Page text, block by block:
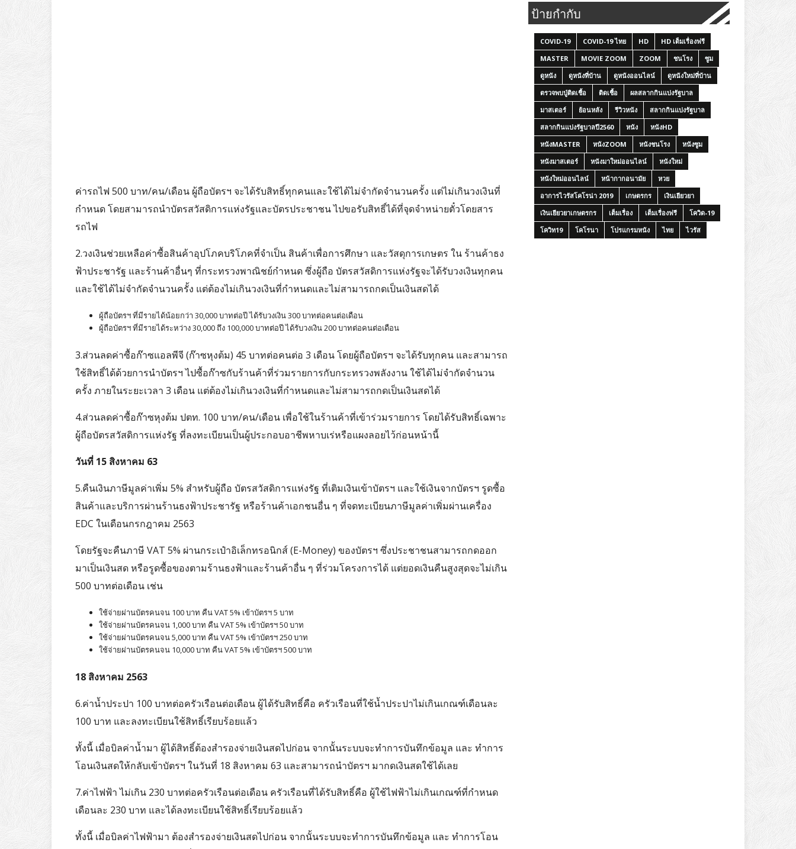
ค่ารถไฟ 500 บาท/คน/เดือน ผู้ถือบัตรฯ จะได้รับสิทธิ์ทุกคนและใช้ได้ไม่จำกัดจำนวนครั้ง แต่ไม่เกินวงเงินที่
กำหนด โดยสามารถนำบัตรสวัสดิการแห่งรัฐและบัตรประชาชน ไปขอรับสิทธิ์ได้ที่จุดจำหน่ายตั๋วโดยสาร
รถไฟ
2.วงเงินช่วยเหลือค่าซื้อสินค้าอุปโภคบริโภคที่จำเป็น สินค้าเพื่อการศึกษา และวัสดุการเกษตร ใน ร้านค้าธง
ฟ้าประชารัฐ และร้านค้าอื่นๆ ที่กระทรวงพาณิชย์กำหนด ซึ่งผู้ถือ บัตรสวัสดิการแห่งรัฐจะได้รับวงเงินทุกคน
และใช้ได้ไม่จำกัดจำนวนครั้ง แต่ต้องไม่เกินวงเงินที่กำหนดและไม่สามารถกดเป็นเงินสดได้
ผู้ถือบัตรฯ ที่มีรายได้น้อยกว่า 30,000 บาทต่อปี ได้รับวงเงิน 300 บาทต่อคนต่อเดือน
ผู้ถือบัตรฯ ที่มีรายได้ระหว่าง 30,000 ถึง 100,000 บาทต่อปี ได้รับวงเงิน 200 บาทต่อคนต่อเดือน
3.ส่วนลดค่าซื้อก๊าซแอลพีจี (ก๊าซหุงต้ม) 45 บาทต่อคนต่อ 3 เดือน โดยผู้ถือบัตรฯ จะได้รับทุกคน และสามารถ
ใช้สิทธิ์ได้ด้วยการนำบัตรฯ ไปซื้อก๊าซกับร้านค้าที่ร่วมรายการกับกระทรวงพลังงาน ใช้ได้ไม่จำกัดจำนวน
ครั้ง ภายในระยะเวลา 3 เดือน แต่ต้องไม่เกินวงเงินที่กำหนดและไม่สามารถกดเป็นเงินสดได้
4.ส่วนลดค่าซื้อก๊าซหุงต้ม ปตท. 100 บาท/คน/เดือน เพื่อใช้ในร้านค้าที่เข้าร่วมรายการ โดยได้รับสิทธิ์เฉพาะ
ผู้ถือบัตรสวัสดิการแห่งรัฐ ที่ลงทะเบียนเป็นผู้ประกอบอาชีพหาบเร่หรือแผงลอยไว้ก่อนหน้านี้
วันที่ 15 สิงหาคม 63
5.คืนเงินภาษีมูลค่าเพิ่ม 5% สำหรับผู้ถือ บัตรสวัสดิการแห่งรัฐ ที่เติมเงินเข้าบัตรฯ และใช้เงินจากบัตรฯ รูดซื้อ
สินค้าและบริการผ่านร้านธงฟ้าประชารัฐ หรือร้านค้าเอกชนอื่น ๆ ที่จดทะเบียนภาษีมูลค่าเพิ่มผ่านเครื่อง
EDC ในเดือนกรกฎาคม 2563
โดยรัฐจะคืนภาษี VAT 5% ผ่านกระเป๋าอิเล็กทรอนิกส์ (E-Money) ของบัตรฯ ซึ่งประชาชนสามารถกดออก
มาเป็นเงินสด หรือรูดซื้อของตามร้านธงฟ้าและร้านค้าอื่น ๆ ที่ร่วมโครงการได้ แต่ยอดเงินคืนสูงสุดจะไม่เกิน
500 บาทต่อเดือน เช่น
ใช้จ่ายผ่านบัตรคนจน 100 บาท คืน VAT 5% เข้าบัตรฯ 5 บาท
ใช้จ่ายผ่านบัตรคนจน 1,000 บาท คืน VAT 5% เข้าบัตรฯ 50 บาท
ใช้จ่ายผ่านบัตรคนจน 5,000 บาท คืน VAT 5% เข้าบัตรฯ 250 บาท
ใช้จ่ายผ่านบัตรคนจน 10,000 บาท คืน VAT 5% เข้าบัตรฯ 500 บาท
18 สิงหาคม 2563
6.ค่าน้ำประปา 100 บาทต่อครัวเรือนต่อเดือน ผู้ได้รับสิทธิ์คือ ครัวเรือนที่ใช้น้ำประปาไม่เกินเกณฑ์เดือนละ
100 บาท และลงทะเบียนใช้สิทธิ์เรียบร้อยแล้ว
ทั้งนี้ เมื่อบิลค่าน้ำมา ผู้ได้สิทธิ์ต้องสำรองจ่ายเงินสดไปก่อน จากนั้นระบบจะทำการบันทึกข้อมูล และ ทำการ
โอนเงินสดให้กลับเข้าบัตรฯ ในวันที่ 18 สิงหาคม 63 และสามารถนำบัตรฯ มากดเงินสดใช้ได้เลย
7.ค่าไฟฟ้า ไม่เกิน 230 บาทต่อครัวเรือนต่อเดือน ครัวเรือนที่ได้รับสิทธิ์คือ ผู้ใช้ไฟฟ้าไม่เกินเกณฑ์ที่กำหนด
เดือนละ 230 บาท และได้ลงทะเบียนใช้สิทธิ์เรียบร้อยแล้ว
ทั้งนี้ เมื่อบิลค่าไฟฟ้ามา ต้องสำรองจ่ายเงินสดไปก่อน จากนั้นระบบจะทำการบันทึกข้อมูล และ ทำการโอน
ป้ายกำกับ
COVID-19 COVID-19 ไทย HD
HD เต็มเรื่องฟรี
MASTER
MOVIE ZOOM ZOOM ชนโรง
ซูม
ดูหนัง
ดูหนังที่บ้าน ดูหนังออนไลน์
ดูหนังใหม่ที่บ้าน
ตรวจพบปู่ติดเชื้อ
ติดเชื้อ
ผลสลากกินแบ่งรัฐบาล
มาสเตอร์
ย้อนหลัง รีวิวหนัง
สลากกินแบ่งรัฐบาล
สลากกินแบ่งรัฐบาลปี2560
หนัง
หนังHD
หนังMASTER
หนังZOOM หนังชนโรง
หนังซูม
หนังมาสเตอร์
หนังมาใหม่ออนไลน์
หนังใหม่
หนังใหม่ออนไลน์
หน้ากากอนามัย
หวย
อาการไวรัสโคโรน่า 2019
เกษตรกร
เงินเยียวยา
เงินเยียวยาเกษตรกร
เต็มเรื่อง เต็มเรื่องฟรี
โควิด-19
โควิท19
โคโรนา โปรแกรมหนัง ไทย ไวรัส